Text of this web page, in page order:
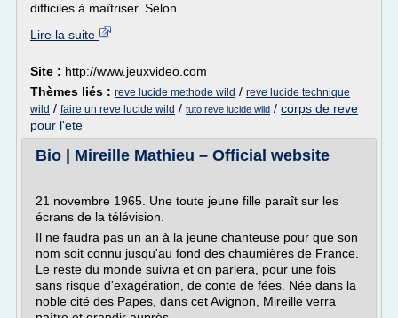
difficiles à maîtriser. Selon...
Lire la suite
Site : http://www.jeuxvideo.com
Thèmes liés : reve lucide methode wild / reve lucide technique
wild / faire un reve lucide wild / tuto reve lucide wild / corps de reve
pour l'ete
Bio | Mireille Mathieu – Official website
21 novembre 1965. Une toute jeune fille paraît sur les
écrans de la télévision.
Il ne faudra pas un an à la jeune chanteuse pour que son
nom soit connu jusqu'au fond des chaumières de France.
Le reste du monde suivra et on parlera, pour une fois
sans risque d'exagération, de conte de fées. Née dans la
noble cité des Papes, dans cet Avignon, Mireille verra